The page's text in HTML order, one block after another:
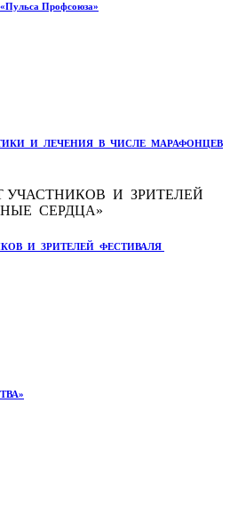
Профсоюза»
И ЛЕЧЕНИЯ В ЧИСЛЕ МАРАФОНЦЕВ
И ЗРИТЕЛЕЙ ФЕСТИВАЛЯ